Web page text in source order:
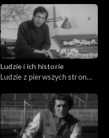
Ludzie i ich historie
Ludzie z pierwszych stron